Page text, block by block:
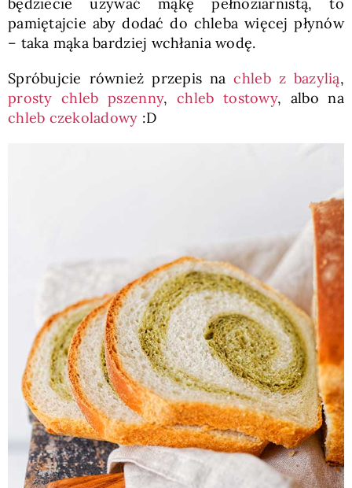
pamiętajcie aby dodać do chleba więcej płynów
– taka mąka bardziej wchłania wodę.
Spróbujcie również przepis nachleb z bazylią,
prosty chleb pszenny, chleb tostowy, albo na
chleb czekoladowy :D